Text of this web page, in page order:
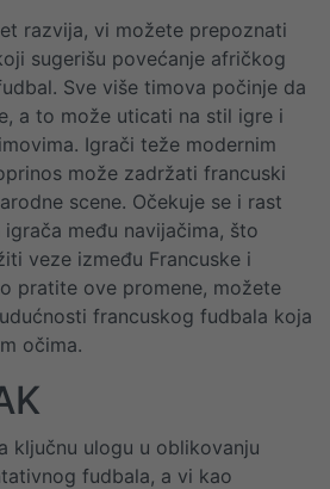
razvija, vi možete prepoznati
sugerišu povećanje afričkog
Sve više timova počinje da
a to može uticati na stil igre i
Igrači teže modernim
može zadržati francuski
scene. Očekuje se i rast
među navijačima, što
veze između Francuske i
pratite ove promene, možete
francuskog fudbala koja
očima.
ključnu ulogu u oblikovanju
fudbala, a vi kao